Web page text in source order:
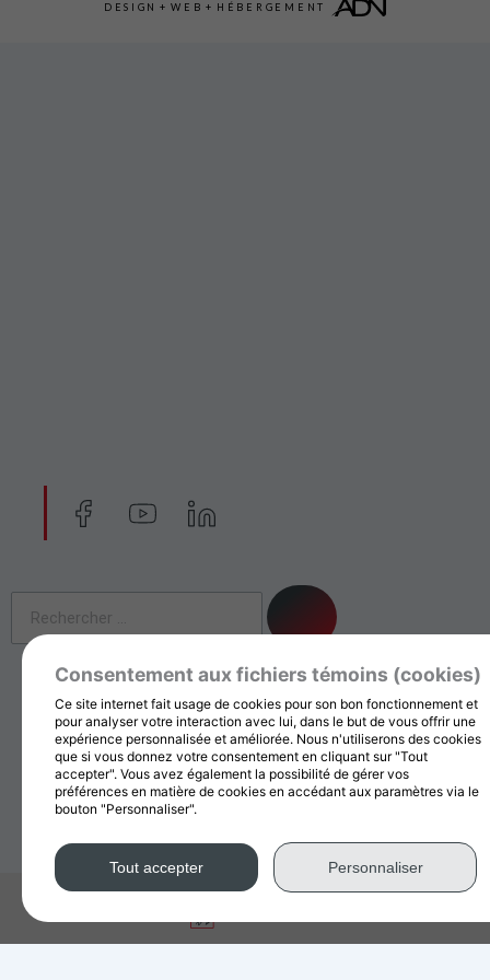
DESIGN + WEB + HÉBERGEMENT
Consentement aux fichiers témoins (cookies)
Ce site internet fait usage de cookies pour son bon fonctionnement et
pour analyser votre interaction avec lui, dans le but de vous offrir une
expérience personnalisée et améliorée. Nous n'utiliserons des cookies
que si vous donnez votre consentement en cliquant sur "Tout
accepter". Vous avez également la possibilité de gérer vos
préférences en matière de cookies en accédant aux paramètres via le
bouton "Personnaliser".
Tout accepter Personnaliser
c
e
-
a
c
e
b
o
o
k
c
e
o
u
t
u
b
e
c
e
n
Rechercher
Restez informé en vous inscrivant à
notre infolettre
Nom
Courriel *